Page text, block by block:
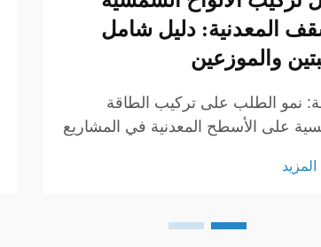
المعدنية: دليل شامل
والموزعين
نمو الطلب على تركيب الطاقة
على الأسطح المعدنية في المشاريع
الألواح الشمسية للأسقف المعدنية
الأسطح المعدنية المتانة والقوة...